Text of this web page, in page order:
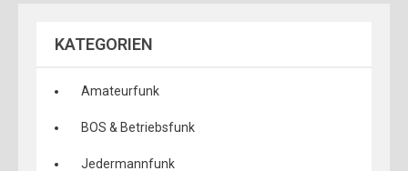
KATEGORIEN
Amateurfunk
BOS & Betriebsfunk
Jedermannfunk